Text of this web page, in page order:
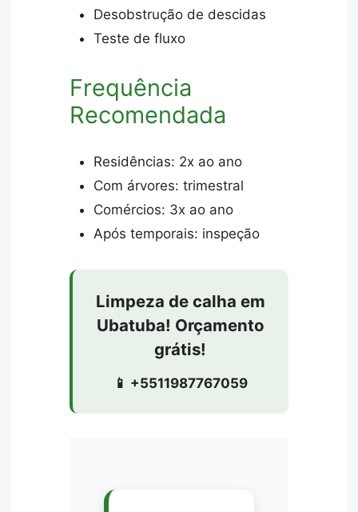
Desobstrução de descidas
Teste de fluxo
Frequência
Recomendada
Residências: 2x ao ano
Com árvores: trimestral
Comércios: 3x ao ano
Após temporais: inspeção
Limpeza de calha em
Ubatuba! Orçamento
grátis!
📱 +5511987767059